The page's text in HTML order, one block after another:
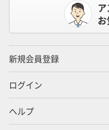
お
新規会員登録
ログイン
ヘルプ